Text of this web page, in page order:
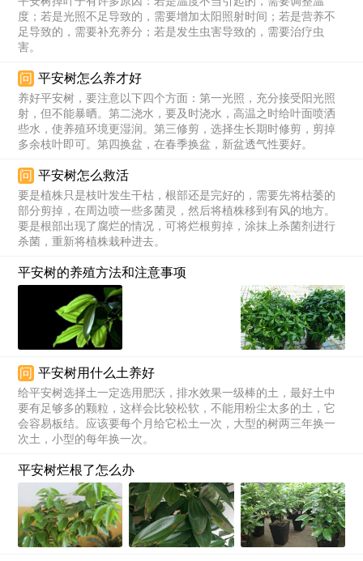
度；若是光照不足导致的，需要增加太阳照射时间；若是营养不
足导致的，需要补充养分；若是发生虫害导致的，需要治疗虫
害。
问 平安树怎么养才好
养好平安树，要注意以下四个方面：第一光照，充分接受阳光照
射，但不能暴晒。第二浇水，要及时浇水，高温之时给叶面喷洒
些水，使养殖环境更湿润。第三修剪，选择生长期时修剪，剪掉
多余枝叶即可。第四换盆，在春季换盆，新盆透气性要好。
问 平安树怎么救活
要是植株只是枝叶发生干枯，根部还是完好的，需要先将枯萎的
部分剪掉，在周边喷一些多菌灵，然后将植株移到有风的地方。
要是根部出现了腐烂的情况，可将烂根剪掉，涂抹上杀菌剂进行
杀菌，重新将植株栽种进去。
平安树的养殖方法和注意事项
问 平安树用什么土养好
给平安树选择土一定选用肥沃，排水效果一级棒的土，最好土中
要有足够多的颗粒，这样会比较松软，不能用粉尘太多的土，它
会容易板结。应该要每个月给它松土一次，大型的树两三年换一
次土，小型的每年换一次。
平安树烂根了怎么办